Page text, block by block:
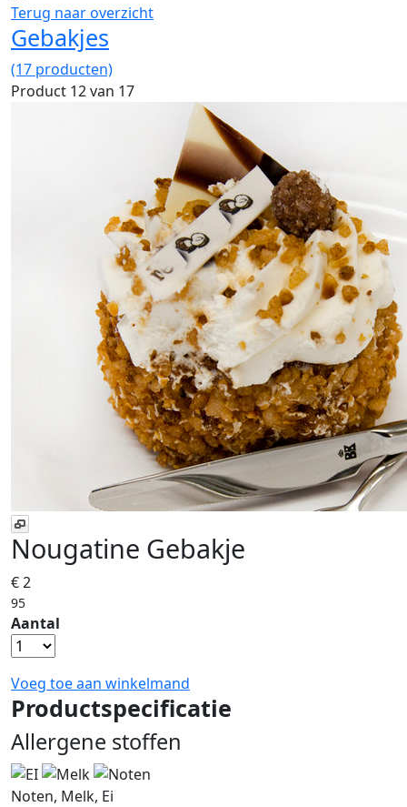
Terug naar overzicht
Gebakjes
(17 producten)
Product 12 van 17
Nougatine Gebakje
€ 2
95
Aantal
Voeg toe aan winkelmand
Productspecificatie
Allergene stoffen
Noten, Melk, Ei